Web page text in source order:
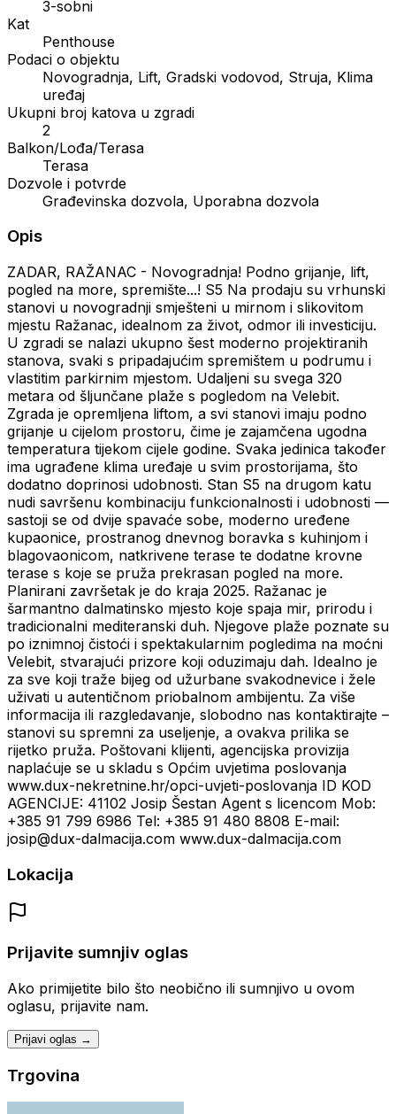
3-sobni
Kat
Penthouse
Podaci o objektu
Novogradnja, Lift, Gradski vodovod, Struja, Klima
uređaj
Ukupni broj katova u zgradi
2
Balkon/Lođa/Terasa
Terasa
Dozvole i potvrde
Građevinska dozvola, Uporabna dozvola
Opis
ZADAR, RAŽANAC - Novogradnja! Podno grijanje, lift,
pogled na more, spremište...! S5 Na prodaju su vrhunski
stanovi u novogradnji smješteni u mirnom i slikovitom
mjestu Ražanac, idealnom za život, odmor ili investiciju.
U zgradi se nalazi ukupno šest moderno projektiranih
stanova, svaki s pripadajućim spremištem u podrumu i
vlastitim parkirnim mjestom. Udaljeni su svega 320
metara od šljunčane plaže s pogledom na Velebit.
Zgrada je opremljena liftom, a svi stanovi imaju podno
grijanje u cijelom prostoru, čime je zajamčena ugodna
temperatura tijekom cijele godine. Svaka jedinica također
ima ugrađene klima uređaje u svim prostorijama, što
dodatno doprinosi udobnosti. Stan S5 na drugom katu
nudi savršenu kombinaciju funkcionalnosti i udobnosti —
sastoji se od dvije spavaće sobe, moderno uređene
kupaonice, prostranog dnevnog boravka s kuhinjom i
blagovaonicom, natkrivene terase te dodatne krovne
terase s koje se pruža prekrasan pogled na more.
Planirani završetak je do kraja 2025. Ražanac je
šarmantno dalmatinsko mjesto koje spaja mir, prirodu i
tradicionalni mediteranski duh. Njegove plaže poznate su
po iznimnoj čistoći i spektakularnim pogledima na moćni
Velebit, stvarajući prizore koji oduzimaju dah. Idealno je
za sve koji traže bijeg od užurbane svakodnevice i žele
uživati u autentičnom priobalnom ambijentu. Za više
informacija ili razgledavanje, slobodno nas kontaktirajte –
stanovi su spremni za useljenje, a ovakva prilika se
rijetko pruža. Poštovani klijenti, agencijska provizija
naplaćuje se u skladu s Općim uvjetima poslovanja
www.dux-nekretnine.hr/opci-uvjeti-poslovanja ID KOD
AGENCIJE: 41102 Josip Šestan Agent s licencom Mob:
+385 91 799 6986 Tel: +385 91 480 8808 E-mail:
josip@dux-dalmacija.com www.dux-dalmacija.com
Lokacija
Prijavite sumnjiv oglas
Ako primijetite bilo što neobično ili sumnjivo u ovom
oglasu, prijavite nam.
Prijavi oglas →
Trgovina